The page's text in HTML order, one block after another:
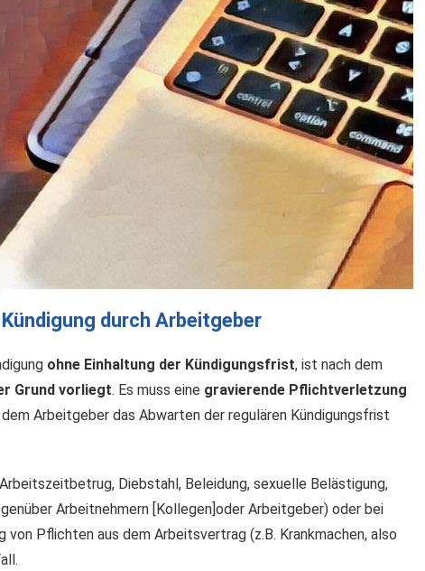
durch Arbeitgeber
ohne Einhaltung der Kündigungsfrist, ist nach dem
Grund vorliegt. Es muss eine gravierende Pflichtverletzung
Arbeitgeber das Abwarten der regulären Kündigungsfrist
Diebstahl, Beleidung, sexuelle Belästigung,
Arbeitnehmern [Kollegen]oder Arbeitgeber) oder bei
Pflichten aus dem Arbeitsvertrag (z.B. Krankmachen, also